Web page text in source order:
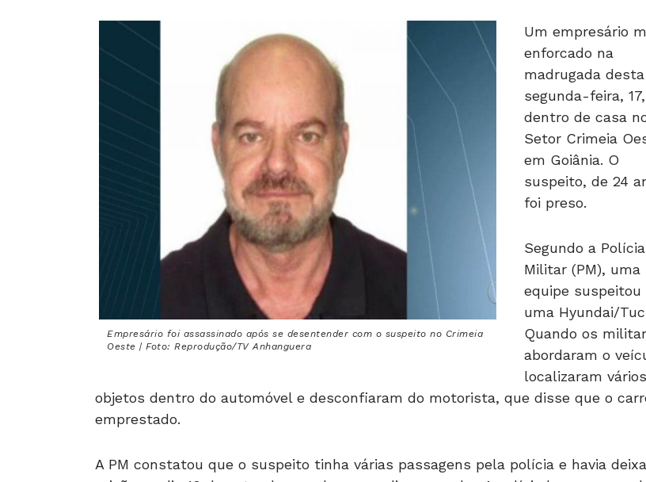
Empresário foi assassinado após se desentender com o suspeito no Crimeia
Oeste | Foto: Reprodução/TV Anhanguera
Um empresário
enforcado na
madrugada desta
segunda-feira, 17,
dentro de casa
Setor Crimeia
em Goiânia. O
suspeito, de 24
foi preso.
Segundo a Polícia
Militar (PM), uma
equipe suspeitou
uma Hyundai/
Quando os
abordaram o
localizaram vários
objetos dentro do automóvel e desconfiaram do motorista, que disse que o
emprestado.
A PM constatou que o suspeito tinha várias passagens pela polícia e havia